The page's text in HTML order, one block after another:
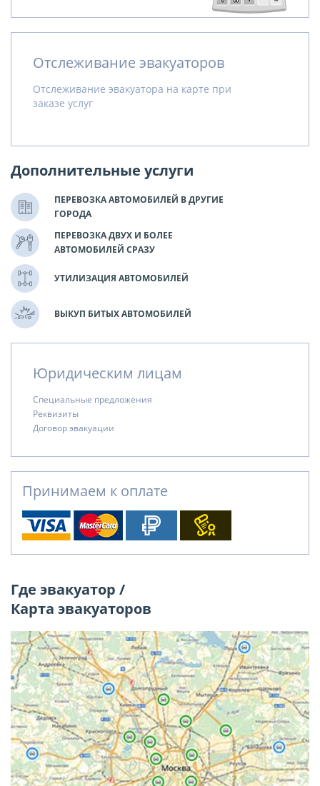
Отслеживание эвакуаторов
Отслеживание эвакуатора на карте при
заказе услуг
Дополнительные услуги
ПЕРЕВОЗКА АВТОМОБИЛЕЙ В ДРУГИЕ
ГОРОДА
ПЕРЕВОЗКА ДВУХ И БОЛЕЕ
АВТОМОБИЛЕЙ СРАЗУ
УТИЛИЗАЦИЯ АВТОМОБИЛЕЙ
ВЫКУП БИТЫХ АВТОМОБИЛЕЙ
Юридическим лицам
Специальные предложения
Реквизиты
Договор эвакуации
Принимаем к оплате
Где эвакуатор /
Карта эвакуаторов